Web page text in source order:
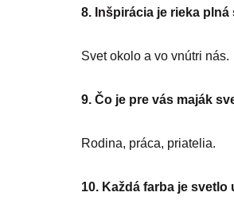
8. Inšpirácia je rieka
Svet okolo a vo vnútri nás.
9. Čo je pre vás maják
Rodina, práca, priatelia.
10. Každá farba je